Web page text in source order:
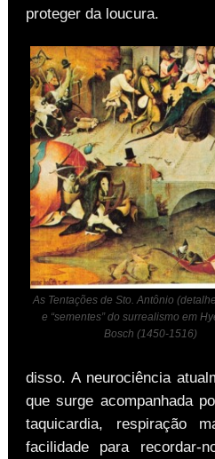
proteger da loucura.
As Tentações de Sto. Antônio
e “sementes” do surrealismo em
Bosch (1450-1516)
disso. A neurociência
que surge acompanhada
taquicardia, respiração
facilidade para